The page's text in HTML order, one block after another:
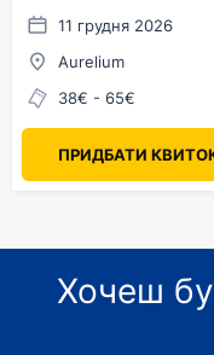
11 грудня 2026
Aurelium
38€ - 65€
ПРИДБАТИ
Хочеш